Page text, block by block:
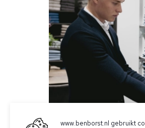
www.benborst.nl gebruikt